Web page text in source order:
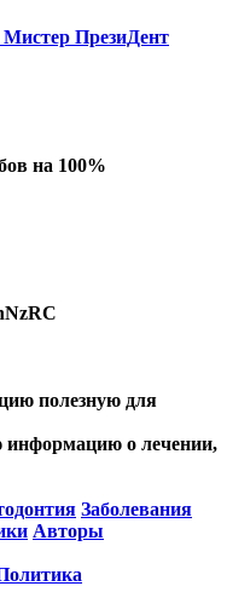
ПрезиДент
на 100%
полезную для
информацию о лечении,
Заболевания
Авторы